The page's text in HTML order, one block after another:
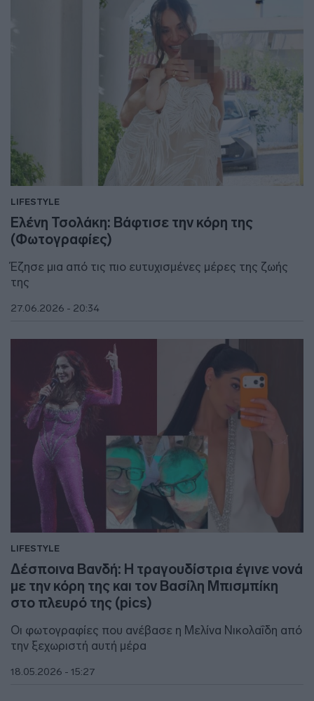
LIFESTYLE
Ελένη Τσολάκη: Βάφτισε την κόρη της
(Φωτογραφίες)
Έζησε μια από τις πιο ευτυχισμένες μέρες της ζωής
της
27.06.2026 - 20:34
LIFESTYLE
Δέσποινα Βανδή: Η τραγουδίστρια έγινε νονά
με την κόρη της και τον Βασίλη Μπισμπίκη
στο πλευρό της (pics)
Οι φωτογραφίες που ανέβασε η Μελίνα Νικολαΐδη από
την ξεχωριστή αυτή μέρα
18.05.2026 - 15:27